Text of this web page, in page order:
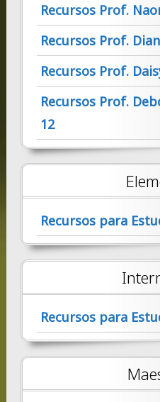
Recursos Prof.
Recursos Prof.
Recursos Prof.
Recursos Prof.
12
Recursos para
Recursos para